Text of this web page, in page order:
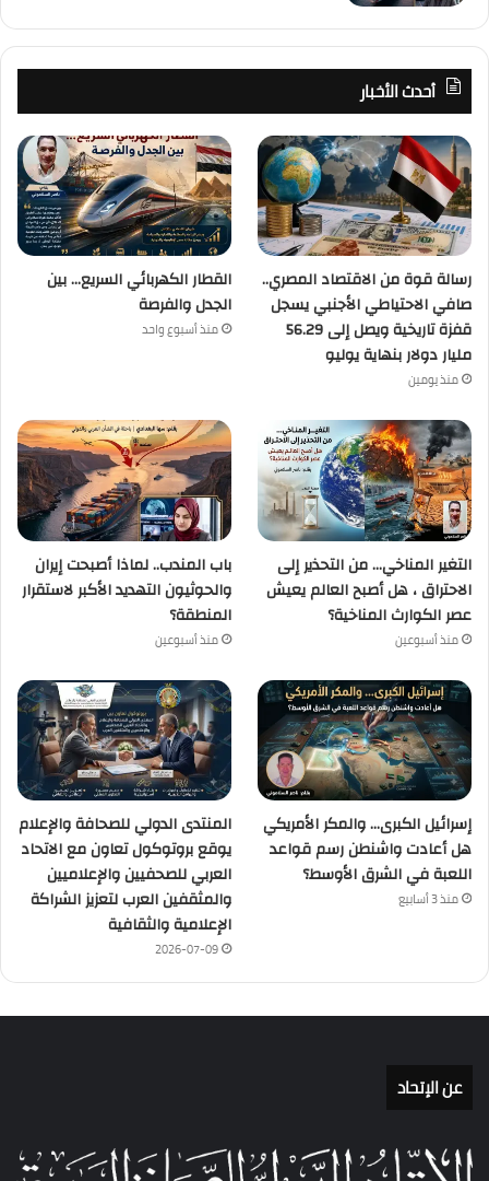
أحدث الأخبار
رسالة قوة من الاقتصاد المصري..
صافي الاحتياطي الأجنبي يسجل
قفزة تاريخية ويصل إلى 56.29
مليار دولار بنهاية يوليو
منذ يومين
القطار الكهربائي السريع… بين
الجدل والفرصة
منذ أسبوع واحد
التغير المناخي… من التحذير إلى
الاحتراق ، هل أصبح العالم يعيش
عصر الكوارث المناخية؟
منذ أسبوعين
باب المندب.. لماذا أصبحت إيران
والحوثيون التهديد الأكبر لاستقرار
المنطقة؟
منذ أسبوعين
إسرائيل الكبرى… والمكر الأمريكي
هل أعادت واشنطن رسم قواعد
اللعبة في الشرق الأوسط؟
منذ 3 أسابيع
المنتدى الدولي للصحافة والإعلام
يوقع بروتوكول تعاون مع الاتحاد
العربي للصحفيين والإعلاميين
والمثقفين العرب لتعزيز الشراكة
الإعلامية والثقافية
2026-07-09
عن الإتحاد